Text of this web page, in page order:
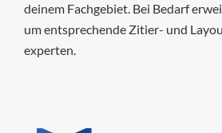
deinem Fachgebiet. Bei Bedarf
um entsprechende Zitier- und
experten.